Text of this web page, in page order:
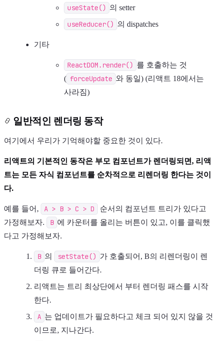
useState() 의 setter
useReducer() 의 dispatches
기타
ReactDOM.render() 를 호출하는 것
( forceUpdate 와 동일) (리액트 18에서는
사라짐)
일반적인 렌더링 동작
여기에서 우리가 기억해야할 중요한 것이 있다.
리액트의 기본적인 동작은 부모 컴포넌트가 렌더링되면, 리액
트는 모든 자식 컴포넌트를 순차적으로 리렌더링 한다는 것이
다.
예를 들어, A > B > C > D
순서의 컴포넌트 트리가 있다고
가정해보자.
B 에 카운터를 올리는 버튼이 있고, 이를 클릭했
다고 가정해보자.
B 의 setState() 가 호출되어, B의 리렌더링이 렌
더링 큐로 들어간다.
리액트는 트리 최상단에서 부터 렌더링 패스를 시작
한다.
A 는 업데이트가 필요하다고 체크 되어 있지 않을 것
이므로, 지나간다.